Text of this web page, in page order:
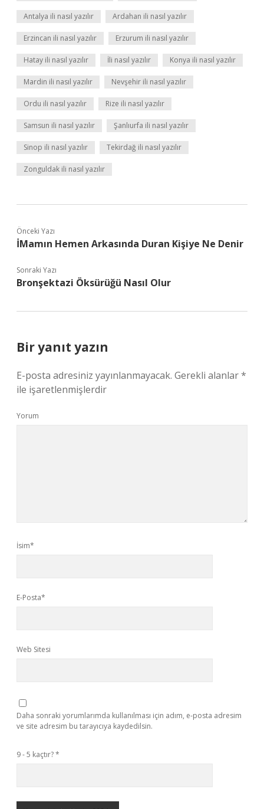
Antalya ili nasıl yazılır Ardahan ili nasıl yazılır
Erzincan ili nasıl yazılır Erzurum ili nasıl yazılır
Hatay ili nasıl yazılır İli nasıl yazılır Konya ili nasıl yazılır
Mardin ili nasıl yazılır Nevşehir ili nasıl yazılır
Ordu ili nasıl yazılır Rize ili nasıl yazılır
Samsun ili nasıl yazılır Şanlıurfa ili nasıl yazılır
Sinop ili nasıl yazılır Tekirdağ ili nasıl yazılır
Zonguldak ili nasıl yazılır
Önceki Yazı
İMamın Hemen Arkasında Duran Kişiye Ne Denir
Sonraki Yazı
Bronşektazi Öksürüğü Nasıl Olur
Bir yanıt yazın
E-posta adresiniz yayınlanmayacak. Gerekli alanlar*
ile işaretlenmişlerdir
Yorum
İsim*
E-Posta*
Web Sitesi
Daha sonraki yorumlarımda kullanılması için adım, e-posta adresim
ve site adresim bu tarayıcıya kaydedilsin.
9 - 5 kaçtır?*